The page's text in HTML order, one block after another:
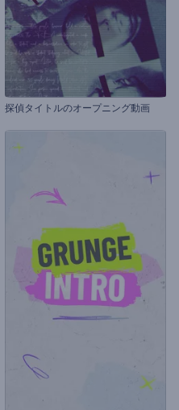
探偵タイトルのオープニング動画